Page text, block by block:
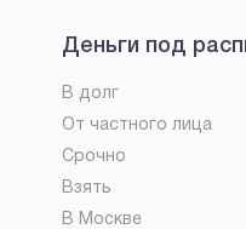
Деньги под
В долг
От частного лица
Срочно
Взять
В Москве